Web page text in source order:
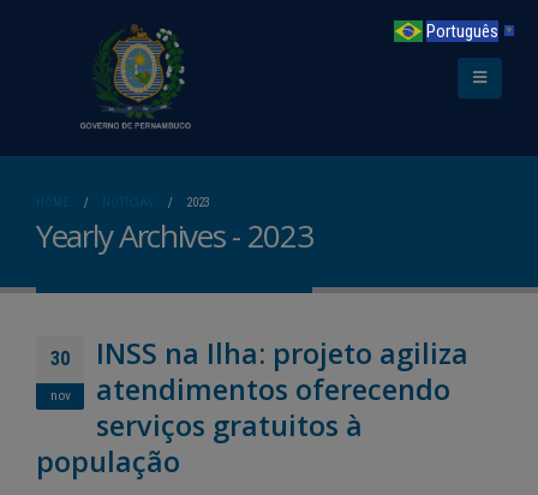
HOME NOTÍCIAS 2023
Yearly Archives - 2023
30
nov
INSS na Ilha: projeto agiliza
atendimentos oferecendo
serviços gratuitos à
população
Português ▼